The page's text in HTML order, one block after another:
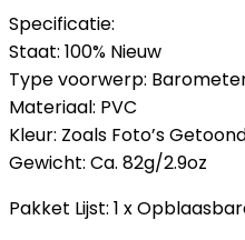
Specificatie:
Staat: 100% Nieuw
Type voorwerp:
Materiaal: PVC
Kleur: Zoals Foto’s
Gewicht: Ca. 82g/2.9oz
Pakket Lijst: 1 x